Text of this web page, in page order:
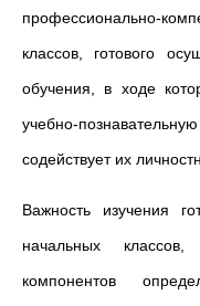
профессионально-
классов, готового
обучения, в ходе
учебно-
содействует их
Важность изучения
начальных
компонентов